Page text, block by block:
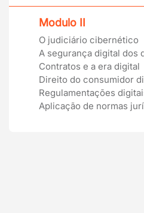
Modulo II
O judiciário cibernético
A segurança digital dos
Contratos e a era digital
Direito do consumidor
Regulamentações
Aplicação de normas